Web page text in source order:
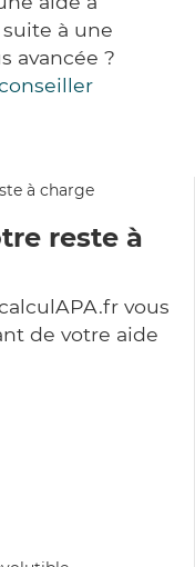
à une
avancée ?
reste à
vous
de votre aide